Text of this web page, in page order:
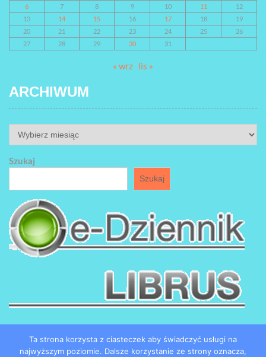
6
7 8 9 10 11
12
13
14 15 16 17 18
19
20
21 22 23 24 25
26
27
28 29 30 31
« wrz lis »
ARCHIWUM
ARCHIWUM
Szukaj
Szukaj
Ta strona korzysta z ciasteczek aby świadczyć usługi na
najwyższym poziomie. Dalsze korzystanie ze strony oznacza,